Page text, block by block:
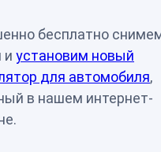
бесплатно
и установим новый
для автомобиля,
в нашем интернет-